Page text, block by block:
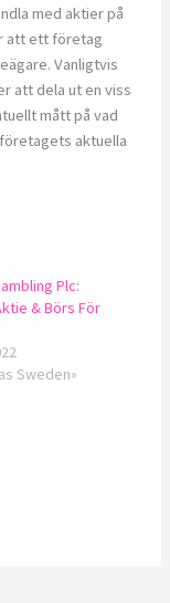
med aktier på
att ett företag
Vanligtvis
att dela ut en viss
mått på vad
aktuella
Plc:
& Börs För
Sweden»